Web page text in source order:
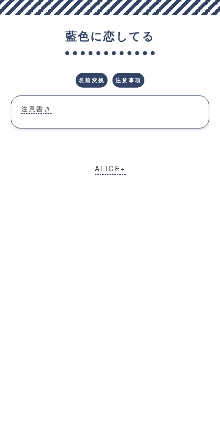
藍色に恋してる
名前変換 注意事項
注意書き
ALICE+